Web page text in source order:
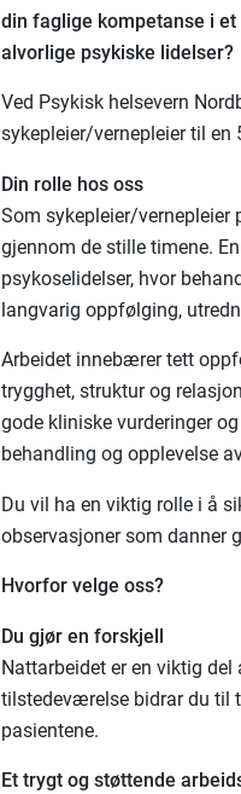
din faglige kompetanse i
alvorlige psykiske lidelser?
Ved Psykisk helsevern
sykepleier/vernepleier til en
Din rolle hos oss
Som sykepleier/
gjennom de stille timene.
psykoselidelser, hvor
langvarig oppfølging,
Arbeidet innebærer tett
trygghet, struktur og
gode kliniske vurderinger
behandling og opplevelse
Du vil ha en viktig rolle i å
observasjoner som danner
Hvorfor velge oss?
Du gjør en forskjell
Nattarbeidet er en viktig
tilstedeværelse bidrar du til
pasientene.
Et trygt og støttende